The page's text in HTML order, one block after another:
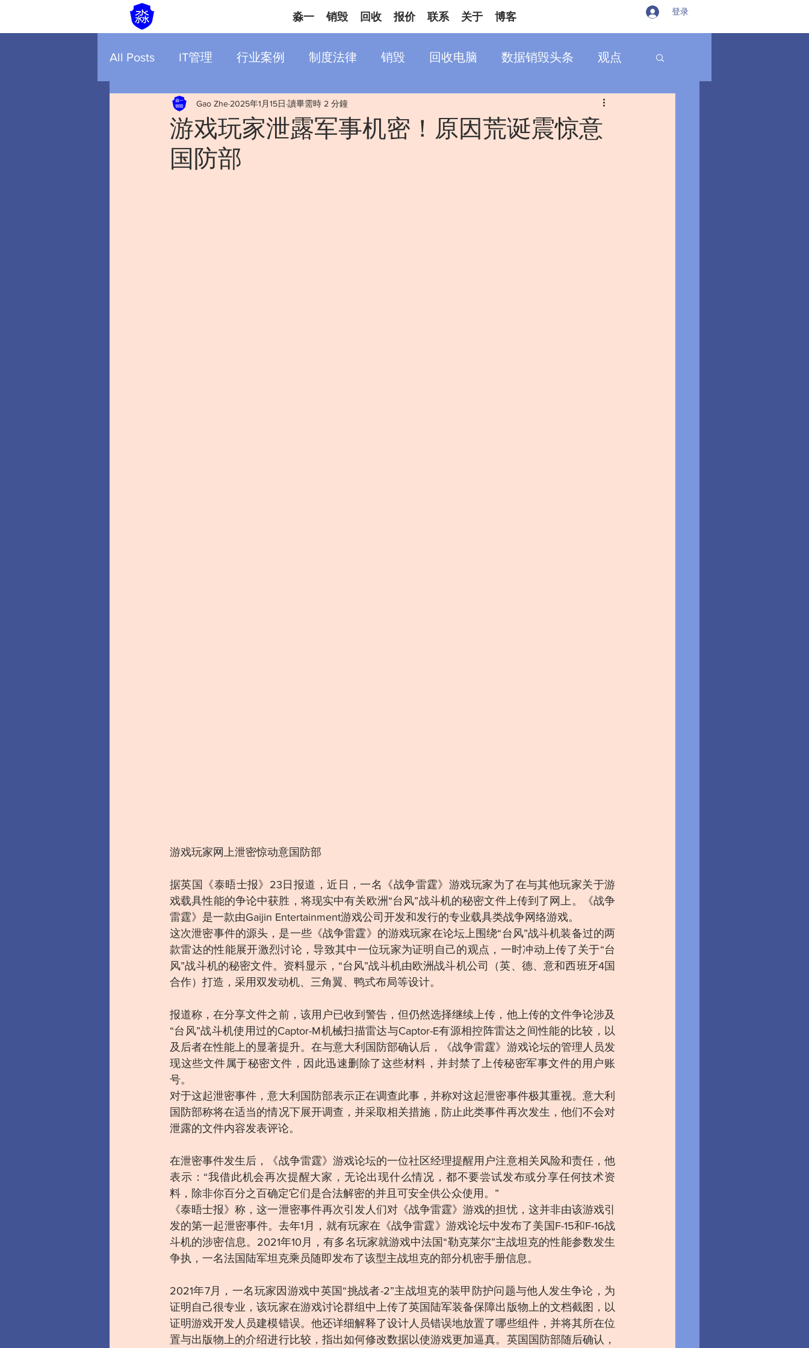
淼一 销毁 回收 报价 联系 关于 博客 登录
All Posts IT管理 行业案例 制度法律 销毁 回收电脑 数据销毁头条 观点
游戏玩家泄露军事机密！原因荒诞震惊意
国防部
Gao Zhe 2025年1月15日 讀畢需時 2 分鐘
游戏玩家网上泄密惊动意国防部
据英国《泰晤士报》23日报道，近日，一名《战争雷霆》游戏玩家为了在与其他玩家关于游
戏载具性能的争论中获胜，将现实中有关欧洲“台风”战斗机的秘密文件上传到了网上。《战争
雷霆》是一款由Gaijin Entertainment游戏公司开发和发行的专业载具类战争网络游戏。
这次泄密事件的源头，是一些《战争雷霆》的游戏玩家在论坛上围绕“台风”战斗机装备过的两
款雷达的性能展开激烈讨论，导致其中一位玩家为证明自己的观点，一时冲动上传了关于“台
风”战斗机的秘密文件。资料显示，“台风”战斗机由欧洲战斗机公司（英、德、意和西班牙4国
合作）打造，采用双发动机、三角翼、鸭式布局等设计。
报道称，在分享文件之前，该用户已收到警告，但仍然选择继续上传，他上传的文件争论涉及
“台风”战斗机使用过的Captor-M机械扫描雷达与Captor-E有源相控阵雷达之间性能的比较，以
及后者在性能上的显著提升。在与意大利国防部确认后，《战争雷霆》游戏论坛的管理人员发
现这些文件属于秘密文件，因此迅速删除了这些材料，并封禁了上传秘密军事文件的用户账
号。
对于这起泄密事件，意大利国防部表示正在调查此事，并称对这起泄密事件极其重视。意大利
国防部称将在适当的情况下展开调查，并采取相关措施，防止此类事件再次发生，他们不会对
泄露的文件内容发表评论。
在泄密事件发生后，《战争雷霆》游戏论坛的一位社区经理提醒用户注意相关风险和责任，他
表示：“我借此机会再次提醒大家，无论出现什么情况，都不要尝试发布或分享任何技术资
料，除非你百分之百确定它们是合法解密的并且可安全供公众使用。”
《泰晤士报》称，这一泄密事件再次引发人们对《战争雷霆》游戏的担忧，这并非由该游戏引
发的第一起泄密事件。去年1月，就有玩家在《战争雷霆》游戏论坛中发布了美国F-15和F-16战
斗机的涉密信息。2021年10月，有多名玩家就游戏中法国“勒克莱尔”主战坦克的性能参数发生
争执，一名法国陆军坦克乘员随即发布了该型主战坦克的部分机密手册信息。
2021年7月，一名玩家因游戏中英国“挑战者-2”主战坦克的装甲防护问题与他人发生争论，为
证明自己很专业，该玩家在游戏讨论群组中上传了英国陆军装备保障出版物上的文档截图，以
证明游戏开发人员建模错误。他还详细解释了设计人员错误地放置了哪些组件，并将其所在位
置与出版物上的介绍进行比较，指出如何修改数据以使游戏更加逼真。英国国防部随后确认，